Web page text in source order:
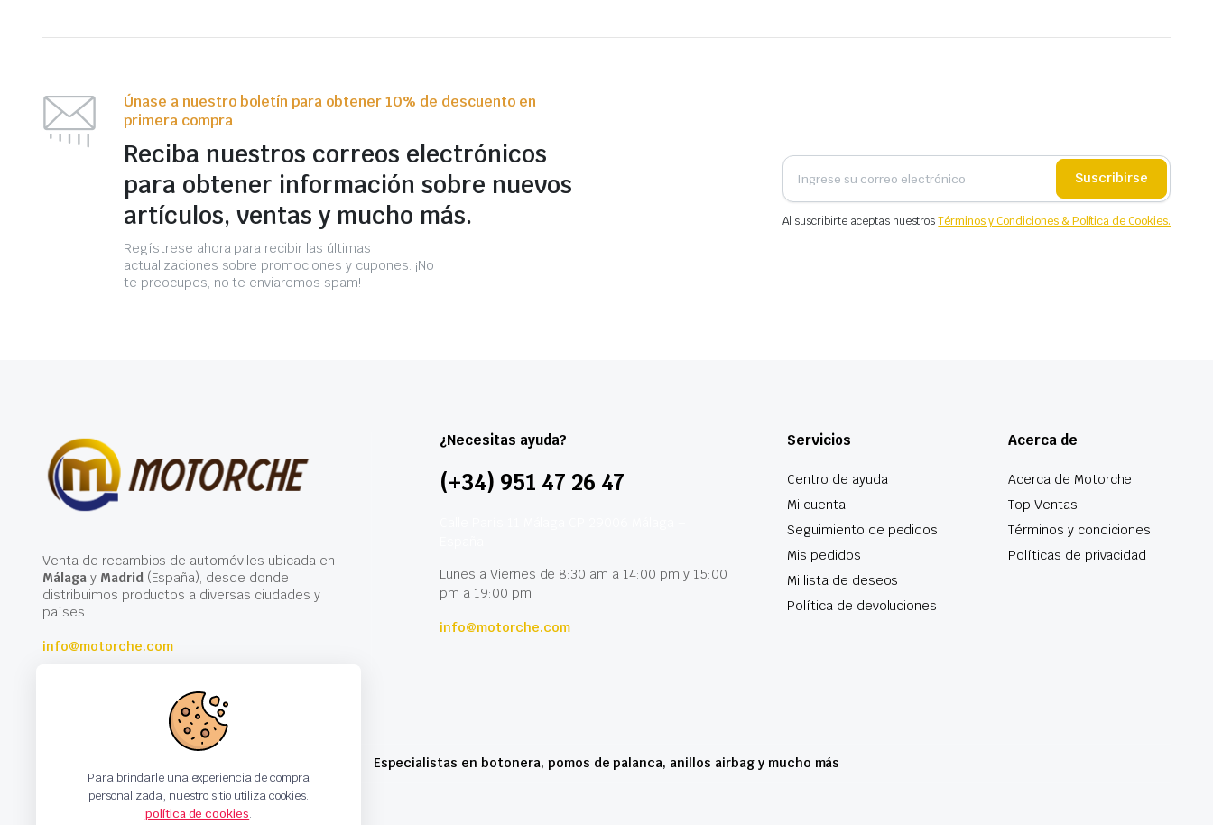
Únase a nuestro boletín para obtener 10% de descuento en
primera compra
Reciba nuestros correos electrónicos
para obtener información sobre nuevos
artículos, ventas y mucho más.
Regístrese ahora para recibir las últimas
actualizaciones sobre promociones y cupones. ¡No
te preocupes, no te enviaremos spam!
Suscribirse
Al suscribirte aceptas nuestrosTérminos y Condiciones & Política de Cookies.
Venta de recambios de automóviles ubicada en
Málagay Madrid(España), desde donde
distribuimos productos a diversas ciudades y
países.
info@motorche.com
¿Necesitas ayuda?
(+34) 951 47 26 47
Lunes a Viernes de 8:30 am a 14:00 pm y 15:00
pm a 19:00 pm
info@motorche.com
Servicios
Centro de ayuda
Mi cuenta
Seguimiento de pedidos
Mis pedidos
Mi lista de deseos
Política de devoluciones
Acerca de
Acerca de Motorche
Top Ventas
Términos y condiciones
Políticas de privacidad
Especialistas en botonera, pomos de palanca, anillos airbag y mucho más
Para brindarle una experiencia de compra
personalizada, nuestro sitio utiliza cookies.
política de cookies.